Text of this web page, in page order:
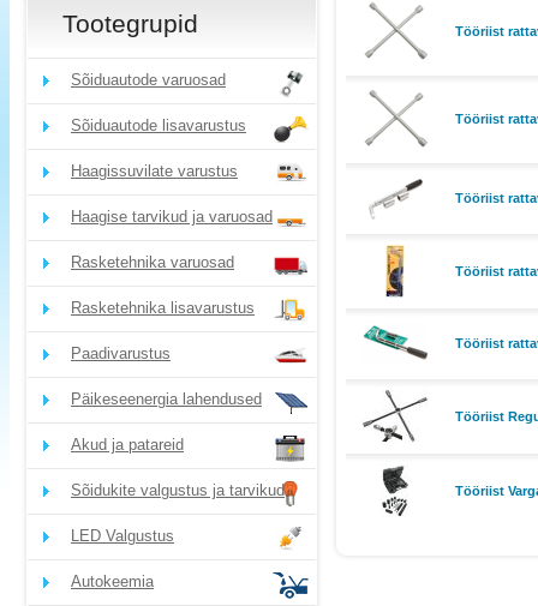
Tootegrupid
Sõiduautode varuosad
Sõiduautode lisavarustus
Haagissuvilate varustus
Haagise tarvikud ja varuosad
Rasketehnika varuosad
Rasketehnika lisavarustus
Paadivarustus
Päikeseenergia lahendused
Akud ja patareid
Sõidukite valgustus ja tarvikud
LED Valgustus
Autokeemia
Tööriist
Tööriist
Tööriist
Tööriist
Tööriist
Tööriist
Tööriist